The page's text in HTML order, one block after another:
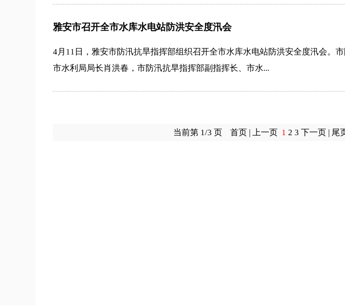
雅安市召开全市水库水电站防洪安全度汛会
4月11日，雅安市防汛抗旱指挥部组织召开全市水库水电站防洪安全度汛会。
市水利局局长肖洪春，市防汛抗旱指挥部副指挥长、市水...
当前第 1/3 页 首页 | 上一页 1 2 3 下一页 | 尾